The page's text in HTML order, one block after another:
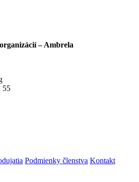
– Ambrela
55
Podmienky členstva Kontakt